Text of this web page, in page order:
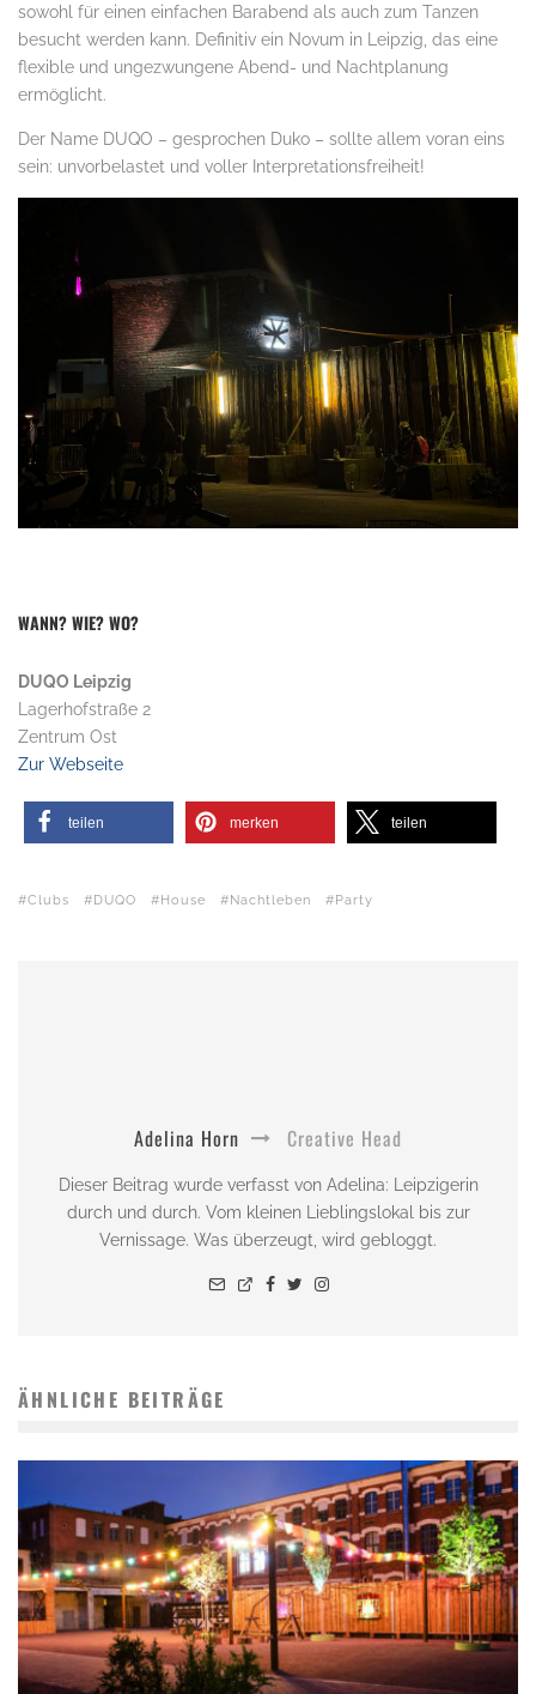
sowohl für einen einfachen Barabend als auch zum Tanzen
besucht werden kann. Definitiv ein Novum in Leipzig, das eine
flexible und ungezwungene Abend- und Nachtplanung
ermöglicht.
Der Name DUQO – gesprochen Duko – sollte allem voran eins
sein: unvorbelastet und voller Interpretationsfreiheit!
WANN? WIE? WO?
DUQO Leipzig
Lagerhofstraße 2
Zentrum Ost
Zur Webseite
teilen merken teilen
Clubs DUQO House Nachtleben Party
Adelina Horn Creative Head
Dieser Beitrag wurde verfasst von Adelina: Leipzigerin
durch und durch. Vom kleinen Lieblingslokal bis zur
Vernissage. Was überzeugt, wird gebloggt.
ÄHNLICHE BEITRÄGE